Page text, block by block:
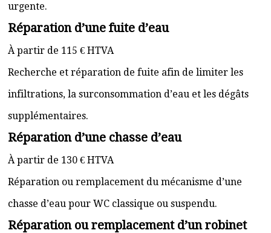
urgente.
Réparation d’une fuite d’eau
À partir de 115 € HTVA
Recherche et réparation de fuite afin de limiter les
infiltrations, la surconsommation d’eau et les dégâts
supplémentaires.
Réparation d’une chasse d’eau
À partir de 130 € HTVA
Réparation ou remplacement du mécanisme d’une
chasse d’eau pour WC classique ou suspendu.
Réparation ou remplacement d’un robinet